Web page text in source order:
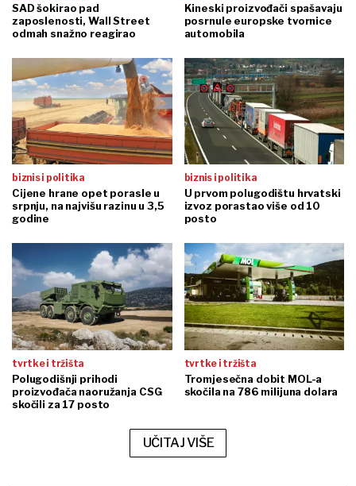
SAD šokirao pad
zaposlenosti, Wall Street
odmah snažno reagirao
Kineski proizvođači spašavaju
posrnule europske tvornice
automobila
biznis i politika
Cijene hrane opet porasle u
srpnju, na najvišu razinu u 3,5
godine
biznis i politika
U prvom polugodištu hrvatski
izvoz porastao više od 10
posto
tvrtke i tržišta
Polugodišnji prihodi
proizvođača naoružanja CSG
skočili za 17 posto
tvrtke i tržišta
Tromjesečna dobit MOL-a
skočila na 786 milijuna dolara
UČITAJ VIŠE